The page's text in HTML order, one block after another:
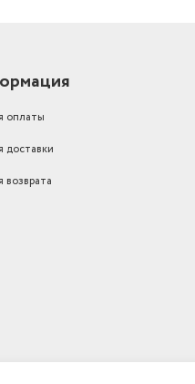
оплаты
доставки
возврата